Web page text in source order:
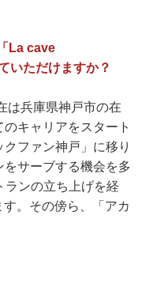
La cave
いただけますか？
は兵庫県神戸市の在
キャリアをスタート
ファン神戸」に移り
サーブする機会を多
ンの立ち上げを経
。その傍ら、「アカ